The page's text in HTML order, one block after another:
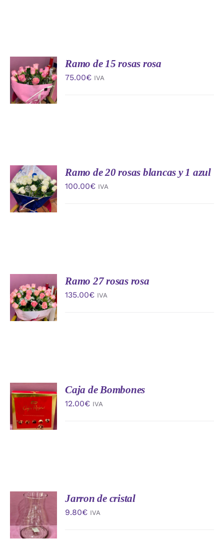
AÑADIR
AL
CARRITO
DETALLES
Ramo de 15 rosas rosa
75.00€ IVA
AÑADIR
AL
CARRITO
/
DETALLES
Ramo de 20 rosas blancas y 1 azul
100.00€ IVA
AL
CARRITO
/
DETALLES
Ramo 27 rosas rosa
135.00€ IVA
AÑADIR
AL
CARRITO
/
DETALLES
Caja de Bombones
12.00€ IVA
AÑADIR
AL
CARRITO
/
DETALLES
Jarron de cristal
9.80€ IVA